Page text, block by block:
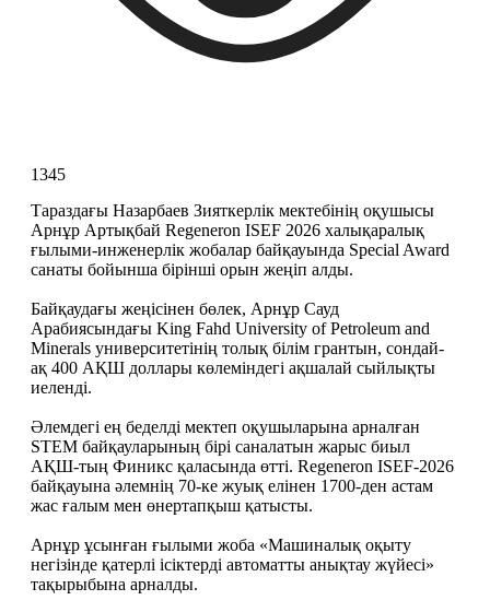
1345
Тараздағы Назарбаев Зияткерлік мектебінің оқушысы
Арнұр Артықбай Regeneron ISEF 2026 халықаралық
ғылыми-инженерлік жобалар байқауында Special Award
санаты бойынша бірінші орын жеңіп алды.
Байқаудағы жеңісінен бөлек, Арнұр Сауд
Арабиясындағы King Fahd University of Petroleum and
Minerals университетінің толық білім грантын, сондай-
ақ 400 АҚШ доллары көлеміндегі ақшалай сыйлықты
иеленді.
Әлемдегі ең беделді мектеп оқушыларына арналған
STEM байқауларының бірі саналатын жарыс биыл
АҚШ-тың Финикс қаласында өтті. Regeneron ISEF-2026
байқауына әлемнің 70-ке жуық елінен 1700-ден астам
жас ғалым мен өнертапқыш қатысты.
Арнұр ұсынған ғылыми жоба «Машиналық оқыту
негізінде қатерлі ісіктерді автоматты анықтау жүйесі»
тақырыбына арналды.